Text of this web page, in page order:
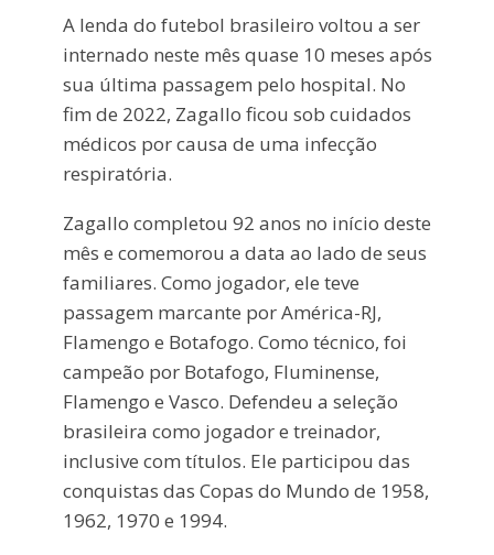
A lenda do futebol brasileiro voltou a ser
internado neste mês quase 10 meses após
sua última passagem pelo hospital. No
fim de 2022, Zagallo ficou sob cuidados
médicos por causa de uma infecção
respiratória.
Zagallo completou 92 anos no início deste
mês e comemorou a data ao lado de seus
familiares. Como jogador, ele teve
passagem marcante por América-RJ,
Flamengo e Botafogo. Como técnico, foi
campeão por Botafogo, Fluminense,
Flamengo e Vasco. Defendeu a seleção
brasileira como jogador e treinador,
inclusive com títulos. Ele participou das
conquistas das Copas do Mundo de 1958,
1962, 1970 e 1994.